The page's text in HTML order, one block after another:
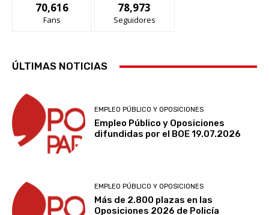
70,616
Fans
78,973
Seguidores
ÚLTIMAS NOTICIAS
EMPLEO PÚBLICO Y OPOSICIONES
Empleo Público y Oposiciones
difundidas por el BOE 19.07.2026
EMPLEO PÚBLICO Y OPOSICIONES
Más de 2.800 plazas en las
Oposiciones 2026 de Policía